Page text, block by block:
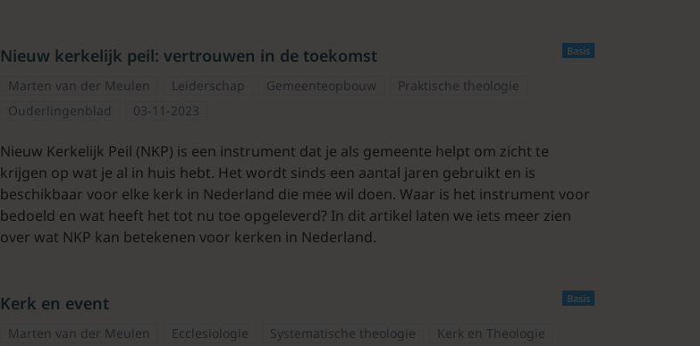
Basis
Nieuw kerkelijk peil: vertrouwen in de toekomst
Marten van der Meulen Leiderschap Gemeenteopbouw
Praktische theologie
Ouderlingenblad
03-11-2023
Nieuw Kerkelijk Peil (NKP) is een instrument dat je als gemeente helpt om zicht te
krijgen op wat je al in huis hebt. Het wordt sinds een aantal jaren gebruikt en is
beschikbaar voor elke kerk in Nederland die mee wil doen. Waar is het instrument voor
bedoeld en wat heeft het tot nu toe opgeleverd? In dit artikel laten we iets meer zien
over wat NKP kan betekenen voor kerken in Nederland.
Basis
Kerk en event
Marten van der Meulen Ecclesiologie Systematische theologie
Kerk en Theologie